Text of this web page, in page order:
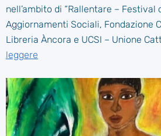
nell’ambito di “Rallentare –
Aggiornamenti Sociali, Fondazione
Libreria Àncora e UCSI – Unione
leggere